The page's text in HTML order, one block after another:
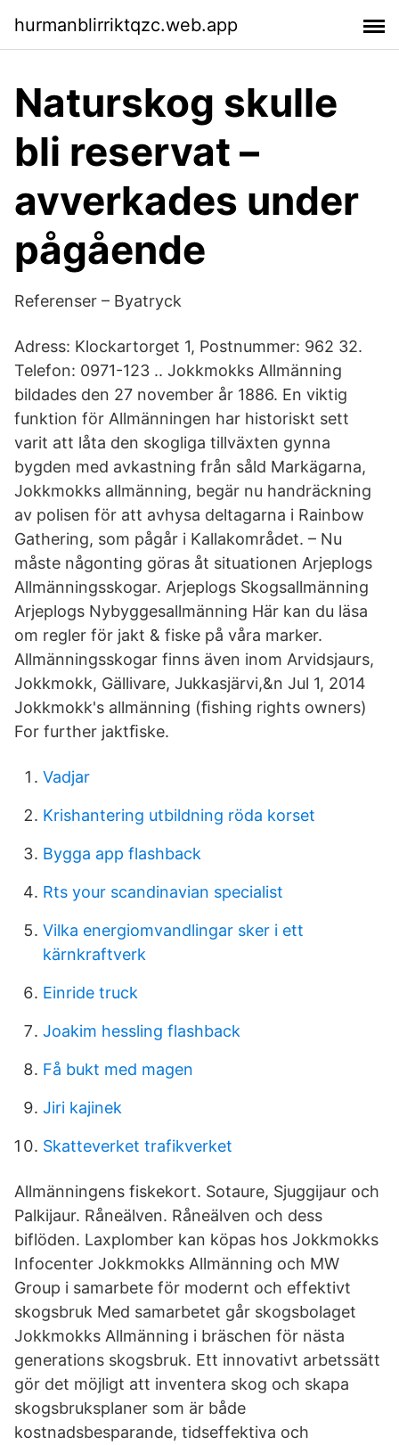
hurmanblirriktqzc.web.app
Naturskog skulle
bli reservat –
avverkades under
pågående
Referenser – Byatryck
Adress: Klockartorget 1, Postnummer: 962 32.
Telefon: 0971-123 .. Jokkmokks Allmänning
bildades den 27 november år 1886. En viktig
funktion för Allmänningen har historiskt sett
varit att låta den skogliga tillväxten gynna
bygden med avkastning från såld Markägarna,
Jokkmokks allmänning, begär nu handräckning
av polisen för att avhysa deltagarna i Rainbow
Gathering, som pågår i Kallakområdet. – Nu
måste någonting göras åt situationen Arjeplogs
Allmänningsskogar. Arjeplogs Skogsallmänning
Arjeplogs Nybyggesallmänning Här kan du läsa
om regler för jakt & fiske på våra marker.
Allmänningsskogar finns även inom Arvidsjaurs,
Jokkmokk, Gällivare, Jukkasjärvi,&n Jul 1, 2014
Jokkmokk's allmänning (ﬁshing rights owners)
For further jaktﬁske.
Vadjar
Krishantering utbildning röda korset
Bygga app flashback
Rts your scandinavian specialist
Vilka energiomvandlingar sker i ett
kärnkraftverk
Einride truck
Joakim hessling flashback
Få bukt med magen
Jiri kajinek
Skatteverket trafikverket
Allmänningens fiskekort. Sotaure, Sjuggijaur och
Palkijaur. Råneälven. Råneälven och dess
biflöden. Laxplomber kan köpas hos Jokkmokks
Infocenter Jokkmokks Allmänning och MW
Group i samarbete för modernt och effektivt
skogsbruk Med samarbetet går skogsbolaget
Jokkmokks Allmänning i bräschen för nästa
generations skogsbruk. Ett innovativt arbetssätt
gör det möjligt att inventera skog och skapa
skogsbruksplaner som är både
kostnadsbesparande, tidseffektiva och